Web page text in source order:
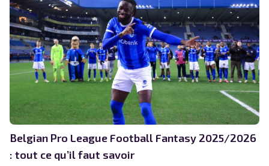
Belgian Pro League Football Fantasy 2025/2026
: tout ce qu’il faut savoir